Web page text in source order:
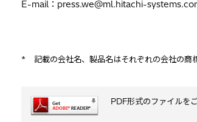
E-mail：press.we@ml.hitachi-
* 記載の会社名、製品名はそれぞれの会社の商
PDF形式のファイルを